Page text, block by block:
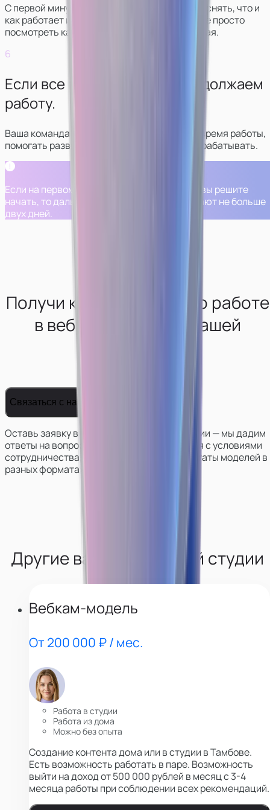
С первой минуты стрима куратор будет объяснять, что и
как работает и что нужно делать. Вы сможете просто
посмотреть как все выглядит, ничего не делая.
6
Если все понравилось — продолжаем
работу.
Ваша команда будет в контакте с вами все время работы,
помогать развиваться в сфере и больше зарабатывать.
Если на первом шаге вам все понравится и вы решите
начать, то дальнейшие шаги обычно занимают не больше
двух дней.
Получи консультацию по работе
в вебкам-сфере от нашей
Связаться с нами
Оставь заявку в телеграм боте нашей студии — мы дадим
ответы на вопросы, поможем определиться с условиями
сотрудничества, покажем работу и результаты моделей в
разных форматах.
Другие вакансии нашей студии
Вебкам-модель
От 200 000 ₽ / мес.
Работа в студии
Работа из дома
Можно без опыта
Создание контента дома или в студии в Тамбове.
Есть возможность работать в паре. Возможность
выйти на доход от 500 000 рублей в месяц с 3-4
месяца работы при соблюдении всех рекомендаций.